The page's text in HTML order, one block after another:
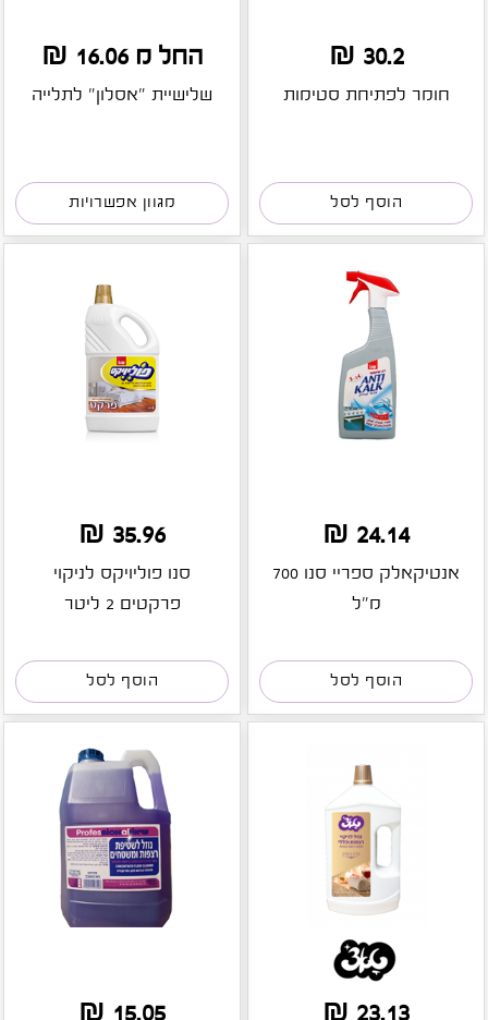
30.2 ₪
חומר לפתיחת סטימות
הוסף לסל
החל מ 16.06 ₪
שלישיית "אסלון" לתלייה
מגוון אפשרויות
24.14 ₪
אנטיקאלק ספריי סנו 700
מ"ל
הוסף לסל
35.96 ₪
סנו פוליויקס לניקוי
פרקטים 2 ליטר
הוסף לסל
23.13 ₪
15.05 ₪